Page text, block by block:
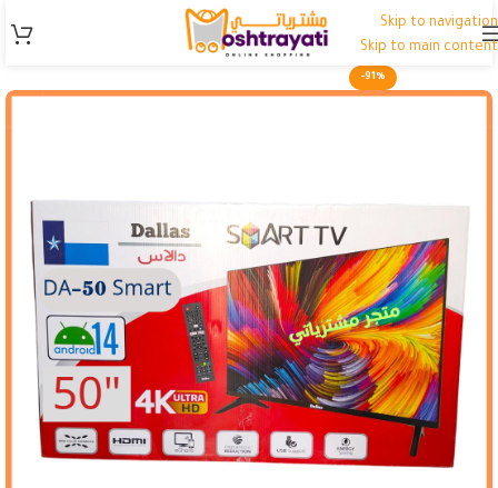
Skip to navigation
Skip to main content
-91%